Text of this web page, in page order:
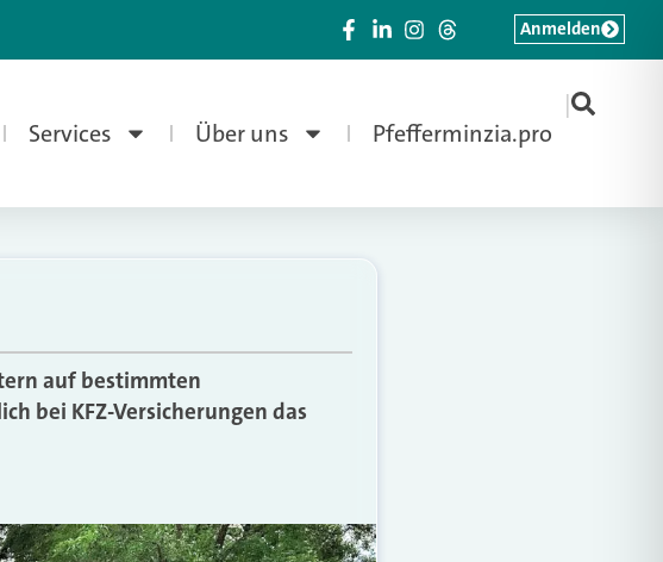
Services Über uns Pfefferminzia.pro
|
Anmelden
auf bestimmten
bei KFZ-Versicherungen das